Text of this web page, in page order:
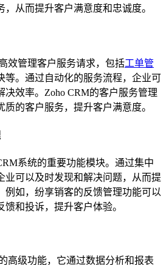
从而提升客户满意度和忠诚度。
效管理客户服务请求，包括工单管
等。通过自动化的服务流程，企业可
决效率。Zoho CRM的客户服务管理
的客户服务，提升客户满意度。
系统的重要功能模块。通过集中
业可以及时发现和解决问题，从而提
例如，纷享销客的反馈管理功能可以
和投诉，提升客户体验。
高级功能，它通过数据分析和报表